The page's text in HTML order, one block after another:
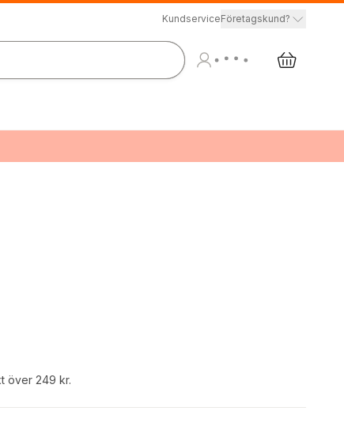
KundserviceFöretagskund?
över 249 kr.